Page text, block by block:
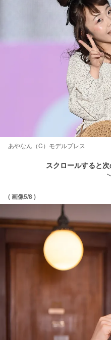
あやなん（C）モデルプレス
スクロールすると
( 画像5/8 )